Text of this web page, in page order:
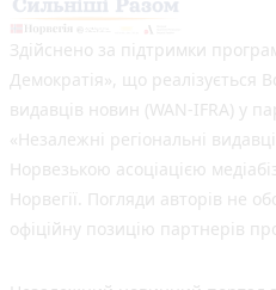
Здійснено за підтримки
Демократія», що реалізується
видавців новин (WAN-IFRA) у
«Незалежні регіональні
Норвезькою асоціацією
Норвегії. Погляди авторів не
офіційну позицію партнерів